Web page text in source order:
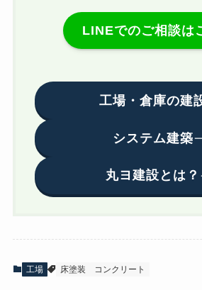
LINEでのご相談は
工場・倉庫の建
システム建築
丸ヨ建設とは？
工場 床塗装 コンクリート